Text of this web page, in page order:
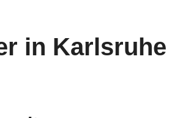
in Karlsruhe